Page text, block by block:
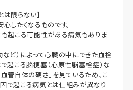
限らない】
したくなるものです。
も起こる可能性がある病気もありま
ど）によって心臓の中にできた血栓
起こる脳梗塞（心原性脳塞栓症）な
管自体の硬さ」を見ているため、こ
で起こる病気とは仕組みが異なり